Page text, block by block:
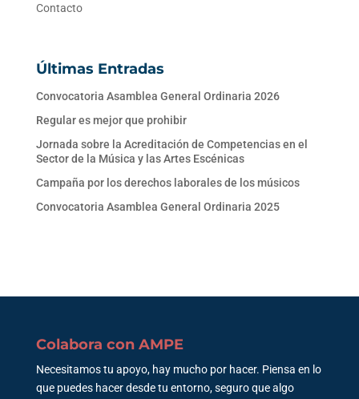
Contacto
Últimas Entradas
Convocatoria Asamblea General Ordinaria 2026
Regular es mejor que prohibir
Jornada sobre la Acreditación de Competencias en el
Sector de la Música y las Artes Escénicas
Campaña por los derechos laborales de los músicos
Convocatoria Asamblea General Ordinaria 2025
Colabora con AMPE
Necesitamos tu apoyo, hay mucho por hacer. Piensa en lo
que puedes hacer desde tu entorno, seguro que algo